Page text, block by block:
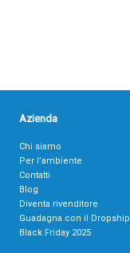
Azienda
Chi siamo
Per l’ambiente
Contatti
Blog
Diventa rivenditore
Guadagna con il Dropship
Black Friday 2025